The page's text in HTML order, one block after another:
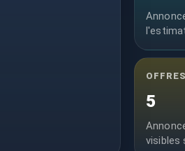
5
visibles